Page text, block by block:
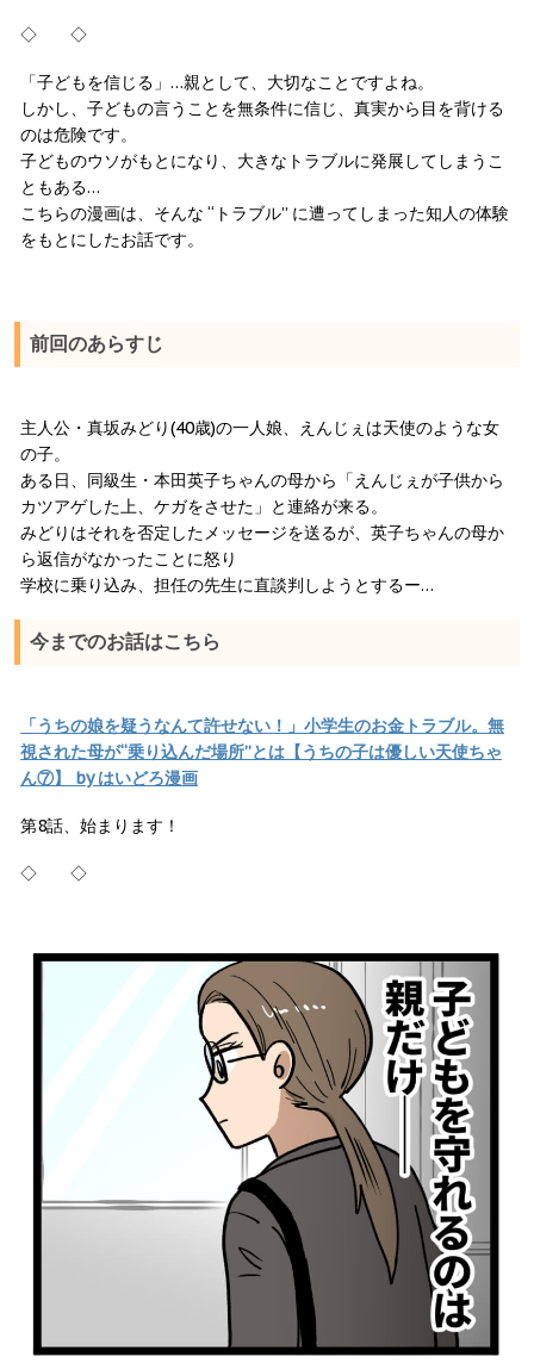
◇ ◇
「子どもを信じる」…親として、大切なことですよね。
しかし、子どもの言うことを無条件に信じ、真実から目を背ける
のは危険です。
子どものウソがもとになり、大きなトラブルに発展してしまうこ
ともある…
こちらの漫画は、そんな “トラブル” に遭ってしまった知人の体験
をもとにしたお話です。
前回のあらすじ
主人公・真坂みどり(40歳)の一人娘、えんじぇは天使のような女
の子。
ある日、同級生・本田英子ちゃんの母から「えんじぇが子供から
カツアゲした上、ケガをさせた」と連絡が来る。
みどりはそれを否定したメッセージを送るが、英子ちゃんの母か
ら返信がなかったことに怒り
学校に乗り込み、担任の先生に直談判しようとするー…
今までのお話はこちら
「うちの娘を疑うなんて許せない！」小学生のお金トラブル。無
視された母が“乗り込んだ場所”とは【うちの子は優しい天使ちゃ
ん⑦】 by はいどろ漫画
第8話、始まります！
◇ ◇